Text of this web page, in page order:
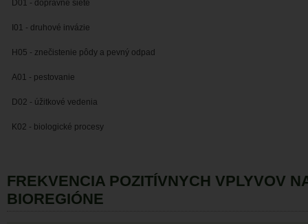
D01 - dopravné siete
I01 - druhové invázie
H05 - znečistenie pôdy a pevný odpad
A01 - pestovanie
D02 - úžitkové vedenia
K02 - biologické procesy
FREKVENCIA POZITÍVNYCH VPLYVOV
BIOREGIÓNE